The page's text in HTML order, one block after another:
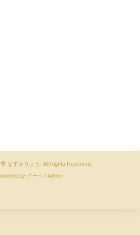
なすさりょう
. All Rights Reserved.
by グーペ/ Admin